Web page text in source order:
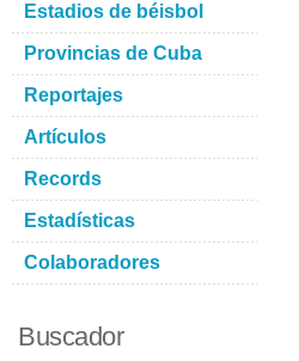
Estadios de béisbol
Provincias de Cuba
Reportajes
Artículos
Records
Estadísticas
Colaboradores
Buscador